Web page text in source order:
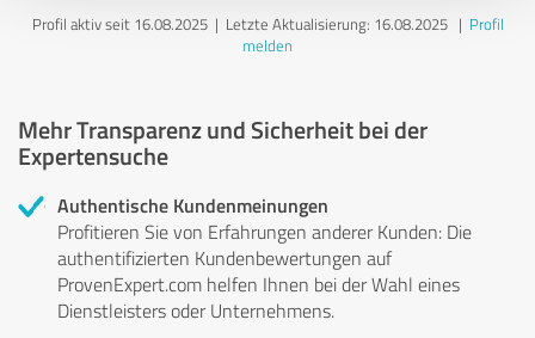
Profil aktiv seit 16.08.2025 | Letzte Aktualisierung: 16.08.2025| Profil
melden
Mehr Transparenz und Sicherheit bei der
Expertensuche
Authentische Kundenmeinungen
Profitieren Sie von Erfahrungen anderer Kunden: Die
authentifizierten Kundenbewertungen auf
ProvenExpert.com helfen Ihnen bei der Wahl eines
Dienstleisters oder Unternehmens.